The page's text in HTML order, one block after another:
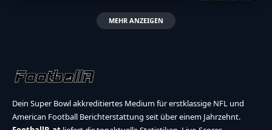
MEHR ANZEIGEN
Dein Super Bowl akkreditiertes Medium für erstklassige NFL und
American Football Berichterstattung seit über einem Jahrzehnt.